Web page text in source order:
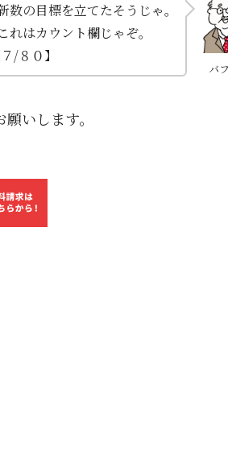
バ
数の目標を立てたそうじゃ。
れはカウント欄じゃぞ。
７/８０】
いします。